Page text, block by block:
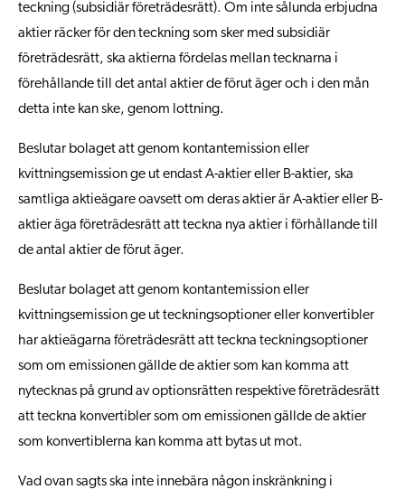
teckning (subsidiär företrädesrätt). Om inte sålunda erbjudna
aktier räcker för den teckning som sker med subsidiär
företrädesrätt, ska aktierna fördelas mellan tecknarna i
förehållande till det antal aktier de förut äger och i den mån
detta inte kan ske, genom lottning.
Beslutar bolaget att genom kontantemission eller
kvittningsemission ge ut endast A-aktier eller B-aktier, ska
samtliga aktieägare oavsett om deras aktier är A-aktier eller B-
aktier äga företrädesrätt att teckna nya aktier i förhållande till
de antal aktier de förut äger.
Beslutar bolaget att genom kontantemission eller
kvittningsemission ge ut teckningsoptioner eller konvertibler
har aktieägarna företrädesrätt att teckna teckningsoptioner
som om emissionen gällde de aktier som kan komma att
nytecknas på grund av optionsrätten respektive företrädesrätt
att teckna konvertibler som om emissionen gällde de aktier
som konvertiblerna kan komma att bytas ut mot.
Vad ovan sagts ska inte innebära någon inskränkning i